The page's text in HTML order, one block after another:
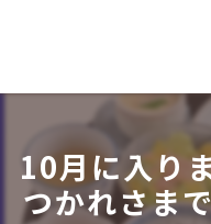
10月に入り
つかれさま